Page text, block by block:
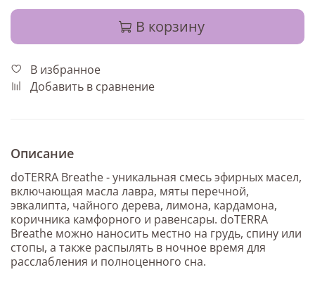
В корзину
В избранное
Добавить в сравнение
Описание
doTERRA Breathe - уникальная смесь эфирных масел,
включающая масла лавра, мяты перечной,
эвкалипта, чайного дерева, лимона, кардамона,
коричника камфорного и равенсары. doTERRA
Breathe можно наносить местно на грудь, спину или
стопы, а также распылять в ночное время для
расслабления и полноценного сна.